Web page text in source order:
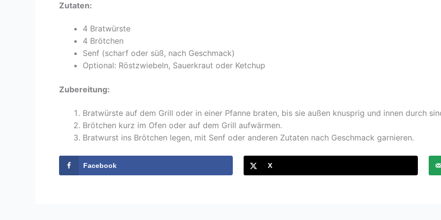
Zutaten:
4 Bratwürste
4 Brötchen
Senf (scharf oder süß, nach Geschmack)
Optional: Röstzwiebeln, Sauerkraut oder Ketchup
Zubereitung:
Bratwürste auf dem Grill oder in einer Pfanne braten, bis sie außen knusprig und innen durch
Brötchen kurz im Ofen oder auf dem Grill aufwärmen.
Bratwurst ins Brötchen legen, mit Senf oder anderen Zutaten nach Geschmack garnieren.
Facebook X